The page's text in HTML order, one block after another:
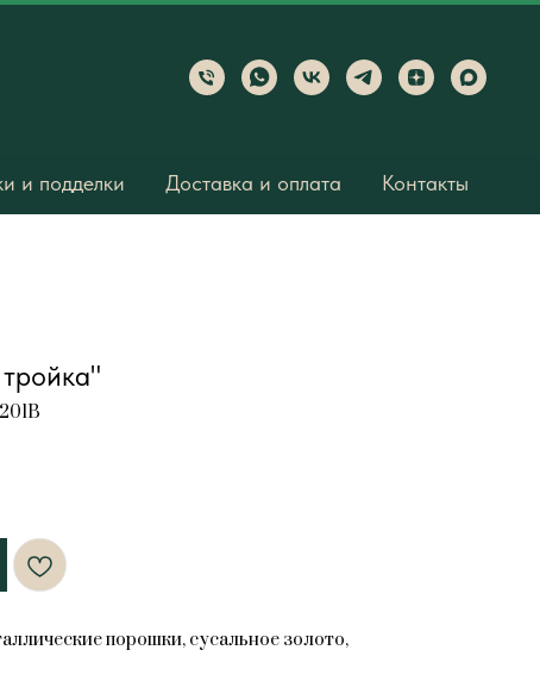
и подделки Доставка и оплата Контакты
порошки, сусальное золото,